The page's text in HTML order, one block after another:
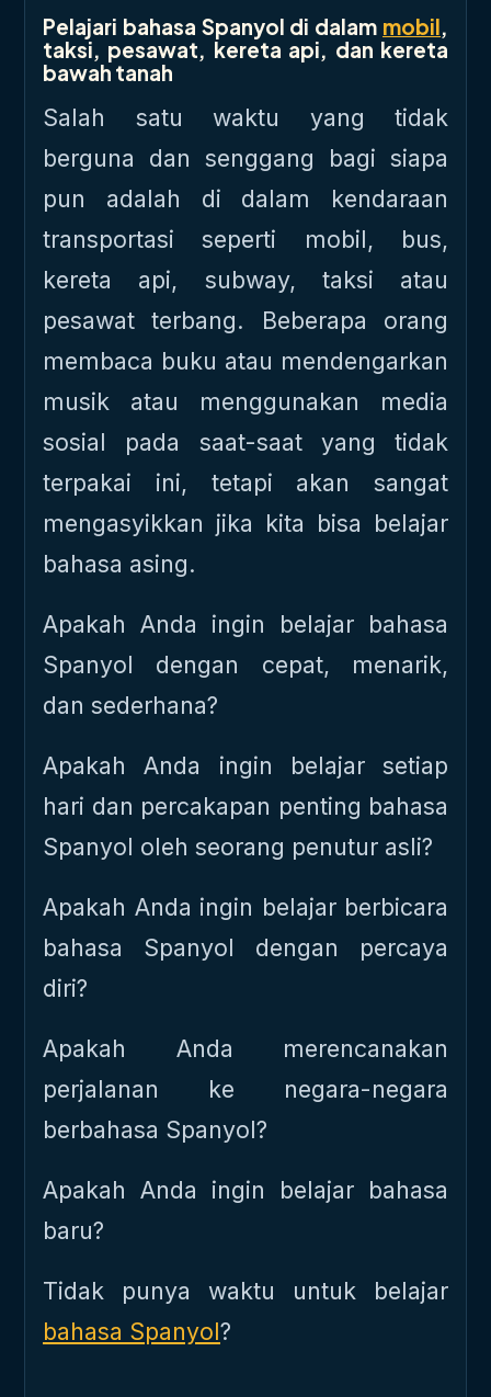
Pelajari bahasa Spanyol di dalam mobil,
taksi, pesawat, kereta api, dan kereta
bawah tanah
Salah satu waktu yang tidak
berguna dan senggang bagi siapa
pun adalah di dalam kendaraan
transportasi seperti mobil, bus,
kereta api, subway, taksi atau
pesawat terbang. Beberapa orang
membaca buku atau mendengarkan
musik atau menggunakan media
sosial pada saat-saat yang tidak
terpakai ini, tetapi akan sangat
mengasyikkan jika kita bisa belajar
bahasa asing.
Apakah Anda ingin belajar bahasa
Spanyol dengan cepat, menarik,
dan sederhana?
Apakah Anda ingin belajar setiap
hari dan percakapan penting bahasa
Spanyol oleh seorang penutur asli?
Apakah Anda ingin belajar berbicara
bahasa Spanyol dengan percaya
diri?
Apakah Anda merencanakan
perjalanan ke negara-negara
berbahasa Spanyol?
Apakah Anda ingin belajar bahasa
baru?
Tidak punya waktu untuk belajar
bahasa Spanyol?